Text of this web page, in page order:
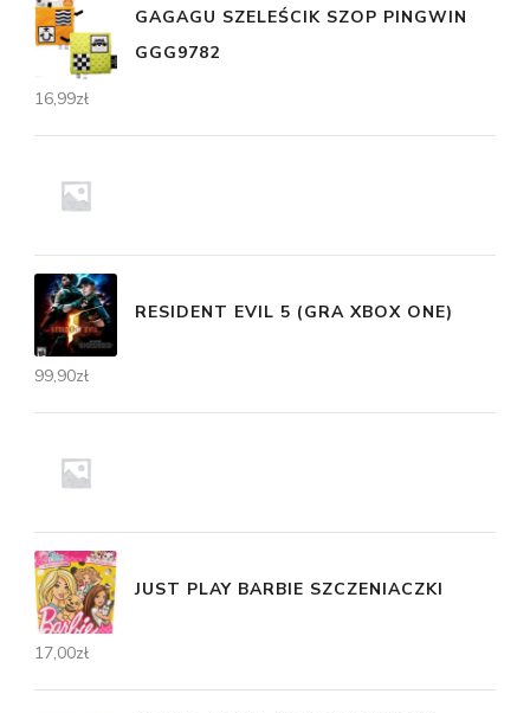
GAGAGU SZELEŚCIK SZOP PINGWIN
GGG9782
16,99zł
RESIDENT EVIL 5 (GRA XBOX ONE)
99,90zł
JUST PLAY BARBIE SZCZENIACZKI
17,00zł